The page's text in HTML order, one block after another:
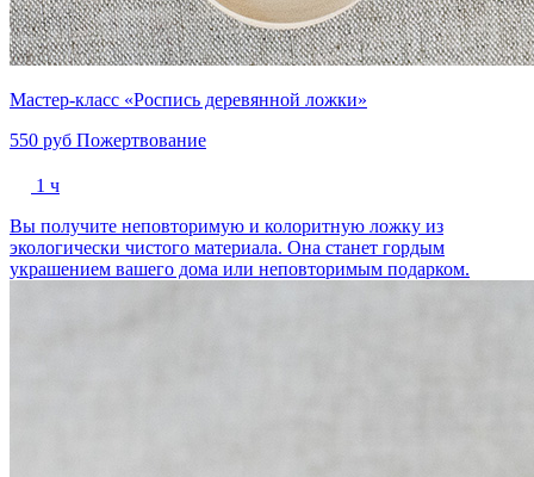
Мастер-класс «Роспись деревянной ложки»
550 руб Пожертвование
1 ч
Вы получите неповторимую и колоритную ложку из
экологически чистого материала. Она станет гордым
украшением вашего дома или неповторимым подарком.